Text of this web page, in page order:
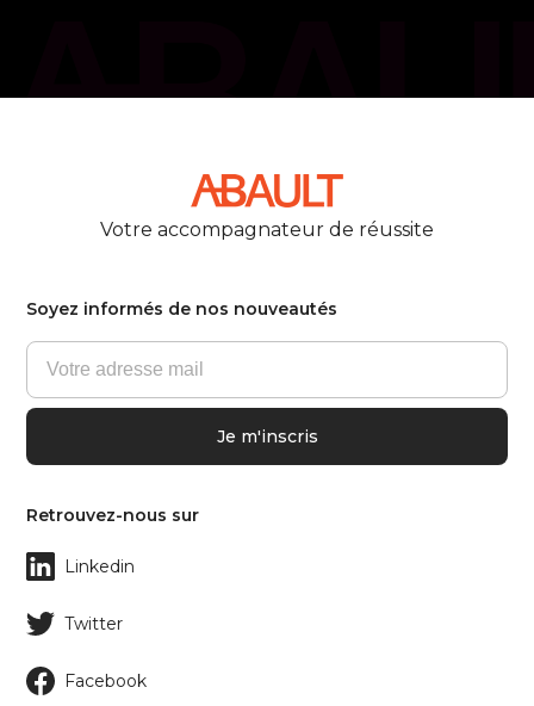
Votre accompagnateur de réussite
Soyez informés de nos nouveautés
Retrouvez-nous sur
Linkedin
Twitter
Facebook